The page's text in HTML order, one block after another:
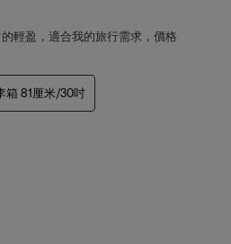
輕盈，適合我的旅行需求，價格
箱 81厘米/30吋